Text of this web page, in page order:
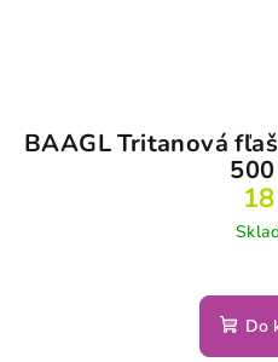
BAAGL Tritanová
Do